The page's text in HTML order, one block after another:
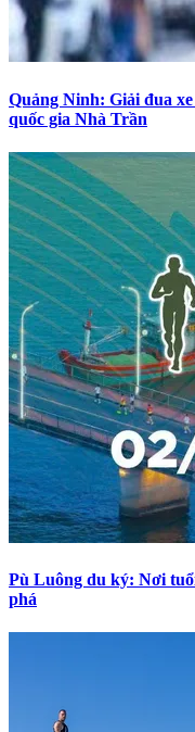
Quảng Ninh: Giải đua
quốc gia Nhà Trần
Pù Luông du ký: Nơi
phá